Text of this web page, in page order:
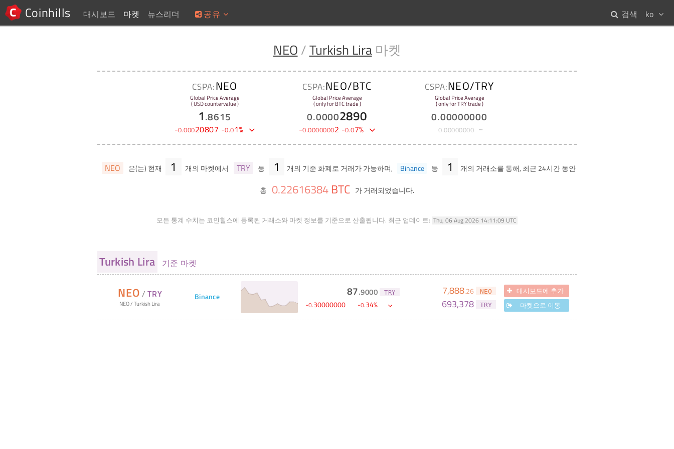
Coinhills 대시보드 마켓 뉴스리더 공유 ko
검색
NEO /Turkish Lira마켓
CSPA:NEO
Global Price Average
( USD countervalue )
1.8615
-0.00020807 -0.01%
CSPA:NEO/BTC
Global Price Average
( only for BTC trade )
0.00002890
-0.00000002 -0.07%
CSPA:NEO/TRY
Global Price Average
( only for TRY trade )
0.00000000
0.00000000
NEO 은(는) 현재 1 개의 마켓에서 TRY 등 1 개의 기준 화폐로 거래가 가능하며, Binance 등 1 개의 거래소를 통해, 최근 24시간 동안
총 0.22616384 BTC 가 거래되었습니다.
모든 통계 수치는 코인힐스에 등록된 거래소와 마켓 정보를 기준으로 산출됩니다. 최근 업데이트: Thu, 06 Aug 2026 14:11:09 UTC
Turkish Lira 기준 마켓
NEO / TRY
NEO/Turkish Lira
Binance 87.9000 TRY
-0.30000000 -0.34%
7,888.26 NEO
693,378 TRY
대시보드에 추가
마켓으로 이동